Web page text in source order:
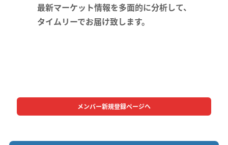
最新マーケット情報を多面的に分析して、
タイムリーでお届け致します。
メンバー新規登録ページへ